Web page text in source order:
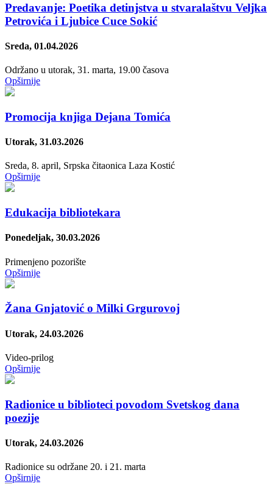
Predavanje: Poetika detinjstva u stvaralaštvu Veljka
Petrovića i Ljubice Cuce Sokić
Sreda, 01.04.2026
Održano u utorak, 31. marta, 19.00 časova
Opširnije
Promocija knjiga Dejana Tomića
Utorak, 31.03.2026
Sreda, 8. april, Srpska čitaonica Laza Kostić
Opširnije
Edukacija bibliotekara
Ponedeljak, 30.03.2026
Primenjeno pozorište
Opširnije
Žanа Gnjatović о Milki Grgurovoj
Utorak, 24.03.2026
Video-prilog
Opširnije
Radionice u biblioteci povodom Svetskog dana
poezije
Utorak, 24.03.2026
Radionice su održane 20. i 21. marta
Opširnije